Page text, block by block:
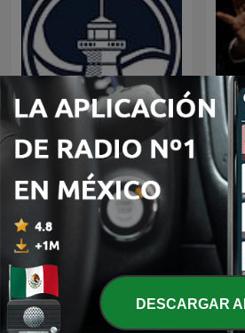
Predicaciones Cristianas
DESCARGAR